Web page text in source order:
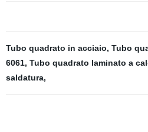
Tubo quadrato in acciaio, Tubo
6061, Tubo quadrato laminato a
saldatura,